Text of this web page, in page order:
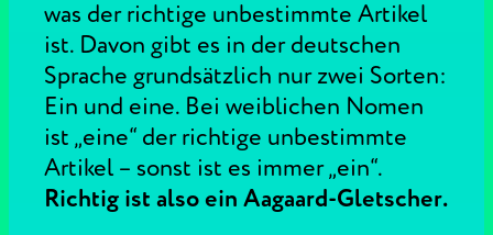
was der richtige unbestimmte Artikel
ist. Davon gibt es in der deutschen
Sprache grundsätzlich nur zwei Sorten:
Ein und eine. Bei weiblichen Nomen
ist „eine“ der richtige unbestimmte
Artikel – sonst ist es immer „ein“.
Richtig ist also ein Aagaard-Gletscher.